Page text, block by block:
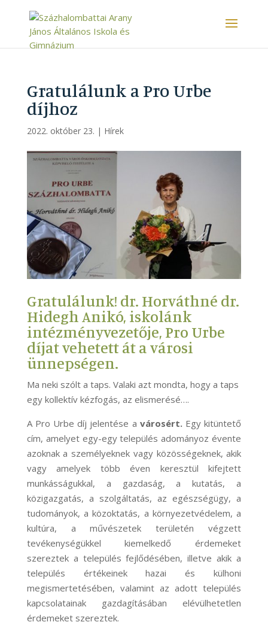
Gratulálunk a Pro Urbe
díjhoz
2022. október 23. | Hírek
Gratulálunk! dr. Horváthné dr.
Hidegh Anikó, iskolánk
intézményvezetője, Pro Urbe
díjat vehetett át a városi
ünnepségen.
Ma neki szólt a taps. Valaki azt mondta, hogy a taps
egy kollektív kézfogás, az elismerésé….
A Pro Urbe díj jelentése a városért. Egy kitüntető
cím, amelyet egy-egy település adományoz évente
azoknak a személyeknek vagy közösségeknek, akik
vagy amelyek több éven keresztül kifejtett
munkásságukkal, a gazdaság, a kutatás, a
közigazgatás, a szolgáltatás, az egészségügy, a
tudományok, a közoktatás, a környezetvédelem, a
kultúra, a művészetek területén végzett
tevékenységükkel kiemelkedő érdemeket
szereztek a település fejlődésében, illetve akik a
település értékeinek hazai és külhoni
megismertetésében, valamint az adott település
kapcsolatainak gazdagításában elévülhetetlen
érdemeket szereztek.